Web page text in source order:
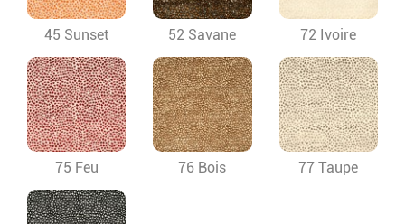
45 Sunset 52 Savane 72 Ivoire
75 Feu 76 Bois 77 Taupe